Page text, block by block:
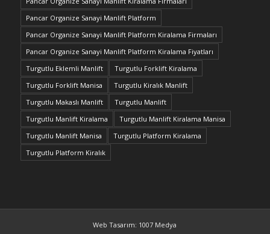
Pancar Organize Sanayi Manlift Platform
Pancar Organize Sanayi Manlift Platform Kiralama Firmaları
Pancar Organize Sanayi Manlift Platform Kiralama Fiyatları
Turgutlu Eklemli Manlift
Turgutlu Forklift Kiralama
Turgutlu Forklift Manisa
Turgutlu Kiralık Manlift
Turgutlu Makaslı Manlift
Turgutlu Manlift
Turgutlu Manlift Kiralama
Turgutlu Manlift Kiralama Manisa
Turgutlu Manlift Manisa
Turgutlu Platform Kiralama
Turgutlu Platform Kiralık
Web Tasarım: 1007 Medya